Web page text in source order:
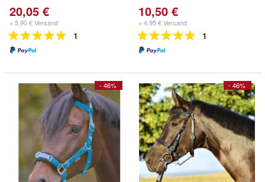
20,05 €
+ 5,90 € Versand
1
10,50 €
+ 4,95 € Versand
1
- 46% - 46%